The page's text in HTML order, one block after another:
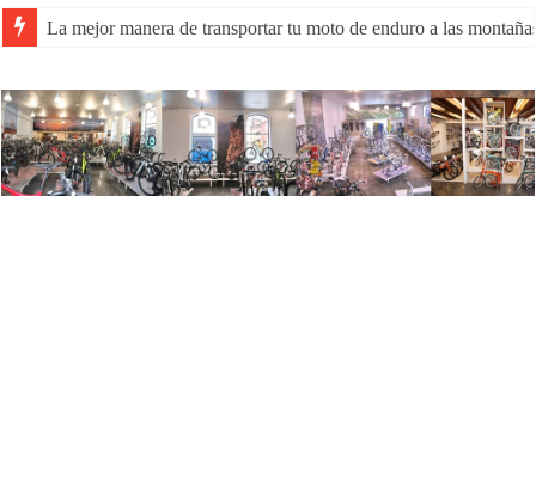
La mejor manera de transportar tu moto de enduro a las